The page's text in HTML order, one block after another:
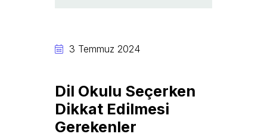
3 Temmuz 2024
Dil Okulu Seçerken
Dikkat Edilmesi
Gerekenler